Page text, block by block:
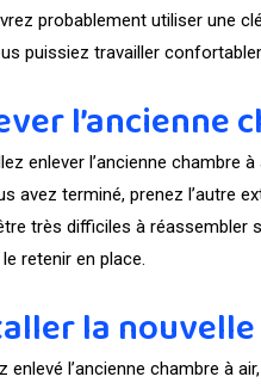
probablement utiliser une
puissiez travailler
l’ancienne
enlever l’ancienne chambre
avez terminé, prenez l’autre
très difficiles à
retenir en place.
la
enlevé l’ancienne chambre à